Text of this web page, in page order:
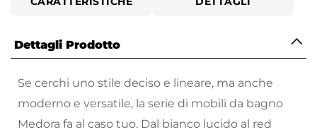
Dettagli Prodotto
Se cerchi uno stile deciso e lineare, ma anche
moderno e versatile, la serie di mobili da bagno
Medora fa al caso tuo. Dal bianco lucido al red